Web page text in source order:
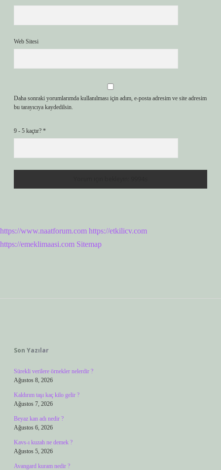
Web Sitesi
Daha sonraki yorumlarımda kullanılması için adım, e-posta adresim ve site adresim
bu tarayıcıya kaydedilsin.
9 - 5 kaçtır? *
https://www.naatforum.com https://etkilicv.com
https://emeklimaasi.com Sitemap
Son Yazılar
Sürekli verilere örnekler nelerdir ?
Ağustos 8, 2026
Kaldırım taşı kaç kilo gelir ?
Ağustos 7, 2026
Beyaz kan adı nedir ?
Ağustos 6, 2026
Kavs-ı kuzah ne demek ?
Ağustos 5, 2026
Avangard kuram nedir ?